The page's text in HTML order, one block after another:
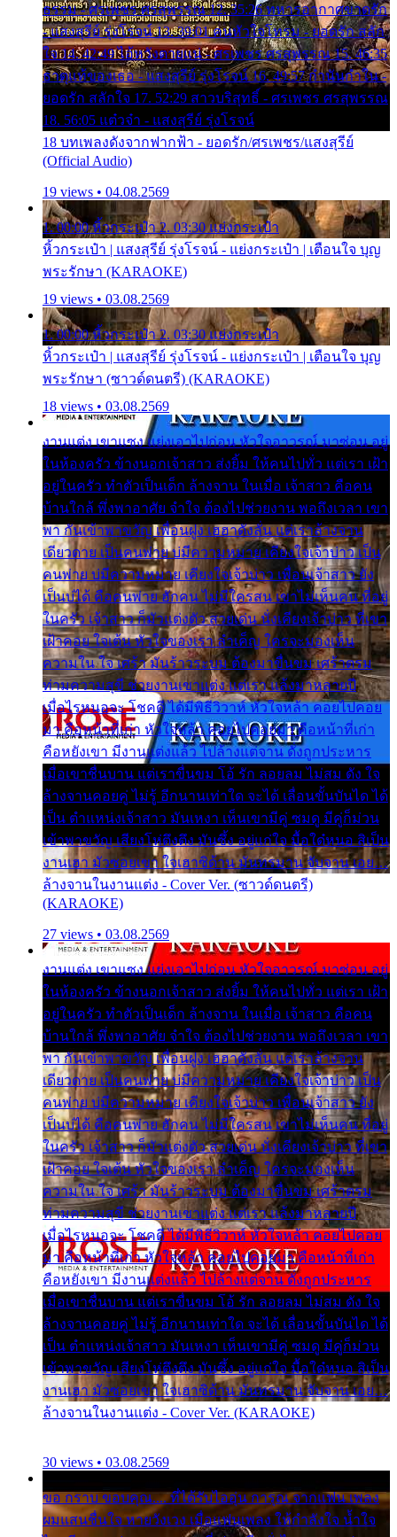
ธรรม - ศรเพชร ศรสุพรรณ 12. 35:26 ทหารอากาศขาดรัก
- แสงสุรีย์ รุ่งโรจน์ 13. 39:01 คนหัวใจโทรม - ยอดรัก สลัก
ใจ 14. 42:49 ไอ้หวังตายแน่ - ศรเพชร ศรสุพรรณ 15. 46:35
ธาตุแท้ของเธอ - แสงสุรีย์ รุ่งโรจน์ 16. 49:57 กำนันกำใน -
ยอดรัก สลักใจ 17. 52:29 สาวบริสุทธิ์ - ศรเพชร ศรสุพรรณ
18. 56:05 แต๋วจ๋า - แสงสุรีย์ รุ่งโรจน์
18 บทเพลงดังจากฟากฟ้า - ยอดรัก/ศรเพชร/แสงสุรีย์
(Official Audio)
19 views • 04.08.2569
1. 00:00 หิ้วกระเป๋า 2. 03:30 แย่งกระเป๋า
หิ้วกระเป๋า | แสงสุรีย์ รุ่งโรจน์ - แย่งกระเป๋า | เตือนใจ บุญ
พระรักษา (KARAOKE)
19 views • 03.08.2569
1. 00:00 หิ้วกระเป๋า 2. 03:30 แย่งกระเป๋า
หิ้วกระเป๋า | แสงสุรีย์ รุ่งโรจน์ - แย่งกระเป๋า | เตือนใจ บุญ
พระรักษา (ซาวด์ดนตรี) (KARAOKE)
18 views • 03.08.2569
งานแต่ง เขาแซง แย่งเอาไปก่อน หัวใจอาวรณ์ มาซ่อน อยู่
ในห้องครัว ข้างนอกเจ้าสาว ส่งยิ้ม ให้คนไปทั่ว แต่เรา เฝ้า
อยู่ในครัว ทำตัวเป็นเด็ก ล้างจาน ในเมื่อ เจ้าสาว คือคน
บ้านใกล้ พึ่งพาอาศัย จำใจ ต้องไปช่วยงาน พอถึงเวลา เขา
พา กันเข้าพาขวัญ เพื่อนฝูง เฮฮาดังลั่น แต่เราล้างจาน
เดียวดาย เป็นคนพ่าย บ่มีความหมาย เคียงใจเจ้าบ่าว เป็น
คนพ่าย บ่มีความหมาย เคียงใจเจ้าบ่าว เพื่อนเจ้าสาว ยัง
เป็นบ่ได้ คือคนพ่าย ฮักคน ไม่มีใครสน เขาไม่เห็นคน ที่อยู่
ในครัว เจ้าสาว ก็มัวแต่งตัว สวยเด่น นั่งเคียงเจ้าบ่าว ที่เขา
เฝ้าคอย ใจเต้น หัวใจของเรา ลำเค็ญ ใครจะมองเห็น
ความใน ใจ เศร้า มันร้าวระบม ต้องมาขื่นขม เศร้าตรม
ท่ามความสุขี ช่วยงานเขาแต่ง แต่เรา แล้งมาหลายปี
เมื่อไรหนอจะ โชคดี ได้มีพิธีวิวาห์ หัวใจหล้า คอยไปคอย
มา คือหน้าที่เก่า หัวใจหล้า คอยไปคอยมา คือหน้าที่เก่า
คือหยังเขา มีงานแต่งแล้ว ไปล้างแต่จาน ดั่งถูกประหาร
เมื่อเขาชื่นบาน แต่เราขื่นขม โอ้ รัก ลอยลม ไม่สม ดัง ใจ
ล้างจานคอยคู่ ไม่รู้ อีกนานเท่าใด จะได้ เลื่อนขั้นบันได ได้
เป็น ตำแหน่งเจ้าสาว มันเหงา เห็นเขามีคู่ ซมดู มีคู่ก็ม่วน
เข้าพาขวัญ เสียงโห่ตึงตึง มันซึ้ง อยู่แก่ใจ มื้อใด๋หนอ สิเป็น
งานเฮา มัวซอยเขา ใจเฮาซิด้าน มันทรมาน จับจาน เอย…
ล้างจานในงานแต่ง - Cover Ver. (ซาวด์ดนตรี)
(KARAOKE)
27 views • 03.08.2569
งานแต่ง เขาแซง แย่งเอาไปก่อน หัวใจอาวรณ์ มาซ่อน อยู่
ในห้องครัว ข้างนอกเจ้าสาว ส่งยิ้ม ให้คนไปทั่ว แต่เรา เฝ้า
อยู่ในครัว ทำตัวเป็นเด็ก ล้างจาน ในเมื่อ เจ้าสาว คือคน
บ้านใกล้ พึ่งพาอาศัย จำใจ ต้องไปช่วยงาน พอถึงเวลา เขา
พา กันเข้าพาขวัญ เพื่อนฝูง เฮฮาดังลั่น แต่เราล้างจาน
เดียวดาย เป็นคนพ่าย บ่มีความหมาย เคียงใจเจ้าบ่าว เป็น
คนพ่าย บ่มีความหมาย เคียงใจเจ้าบ่าว เพื่อนเจ้าสาว ยัง
เป็นบ่ได้ คือคนพ่าย ฮักคน ไม่มีใครสน เขาไม่เห็นคน ที่อยู่
ในครัว เจ้าสาว ก็มัวแต่งตัว สวยเด่น นั่งเคียงเจ้าบ่าว ที่เขา
เฝ้าคอย ใจเต้น หัวใจของเรา ลำเค็ญ ใครจะมองเห็น
ความใน ใจ เศร้า มันร้าวระบม ต้องมาขื่นขม เศร้าตรม
ท่ามความสุขี ช่วยงานเขาแต่ง แต่เรา แล้งมาหลายปี
เมื่อไรหนอจะ โชคดี ได้มีพิธีวิวาห์ หัวใจหล้า คอยไปคอย
มา คือหน้าที่เก่า หัวใจหล้า คอยไปคอยมา คือหน้าที่เก่า
คือหยังเขา มีงานแต่งแล้ว ไปล้างแต่จาน ดั่งถูกประหาร
เมื่อเขาชื่นบาน แต่เราขื่นขม โอ้ รัก ลอยลม ไม่สม ดัง ใจ
ล้างจานคอยคู่ ไม่รู้ อีกนานเท่าใด จะได้ เลื่อนขั้นบันได ได้
เป็น ตำแหน่งเจ้าสาว มันเหงา เห็นเขามีคู่ ซมดู มีคู่ก็ม่วน
เข้าพาขวัญ เสียงโห่ตึงตึง มันซึ้ง อยู่แก่ใจ มื้อใด๋หนอ สิเป็น
งานเฮา มัวซอยเขา ใจเฮาซิด้าน มันทรมาน จับจาน เอย…
ล้างจานในงานแต่ง - Cover Ver. (KARAOKE)
30 views • 03.08.2569
ขอ กราบ ขอบคุณ.... ที่ได้รับไออุ่น การุณ จากแฟน เพลง
ผมแสนชื่นใจ หายวังเวง เมื่อแฟนเพลง ให้กำลังใจ น้ำใจ